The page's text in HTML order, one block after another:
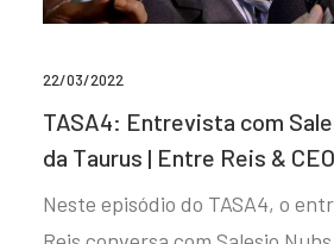
22/03/2022
TASA4: Entrevista com
da Taurus | Entre Reis &
Neste episódio do TASA4, o